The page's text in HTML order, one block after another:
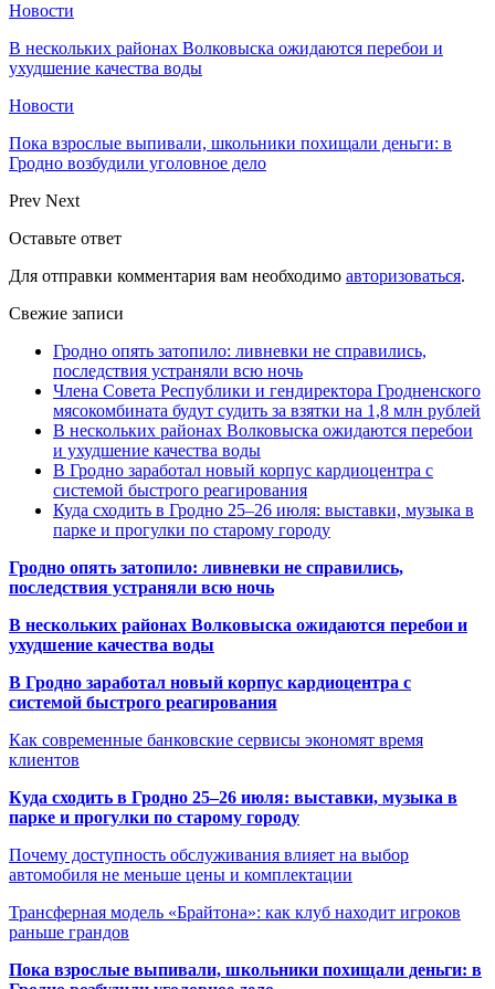
Новости
В нескольких районах Волковыска ожидаются перебои и
ухудшение качества воды
Новости
Пока взрослые выпивали, школьники похищали деньги: в
Гродно возбудили уголовное дело
Prev Next
Оставьте ответ
Для отправки комментария вам необходимо авторизоваться.
Свежие записи
Гродно опять затопило: ливневки не справились,
последствия устраняли всю ночь
Члена Совета Республики и гендиректора Гродненского
мясокомбината будут судить за взятки на 1,8 млн рублей
В нескольких районах Волковыска ожидаются перебои
и ухудшение качества воды
В Гродно заработал новый корпус кардиоцентра с
системой быстрого реагирования
Куда сходить в Гродно 25–26 июля: выставки, музыка в
парке и прогулки по старому городу
Гродно опять затопило: ливневки не справились,
последствия устраняли всю ночь
В нескольких районах Волковыска ожидаются перебои и
ухудшение качества воды
В Гродно заработал новый корпус кардиоцентра с
системой быстрого реагирования
Как современные банковские сервисы экономят время
клиентов
Куда сходить в Гродно 25–26 июля: выставки, музыка в
парке и прогулки по старому городу
Почему доступность обслуживания влияет на выбор
автомобиля не меньше цены и комплектации
Трансферная модель «Брайтона»: как клуб находит игроков
раньше грандов
Пока взрослые выпивали, школьники похищали деньги: в